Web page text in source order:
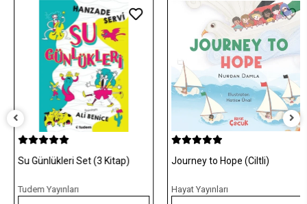
Su Günlükleri Set (3 Kitap)
Tudem Yayınları
Journey to Hope (Ciltli)
Hayat Yayınları